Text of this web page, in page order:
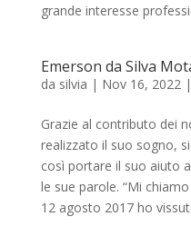
grande interesse
Emerson da Silva
da silvia | Nov 16, 2022|
Grazie al contributo dei
realizzato il suo sogno,
così portare il suo aiuto
le sue parole. “Mi
12 agosto 2017 ho